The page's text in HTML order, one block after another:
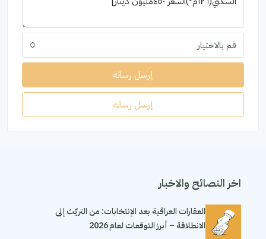
قم بالاختيار
إرسل رسالة
إرسل رسالة
اخر النصائح والاخبار
العقارات العراقية بعد الإنتخابات: من التريّث إلى
الانطلاقة – أبرز التوقعات لعام 2026